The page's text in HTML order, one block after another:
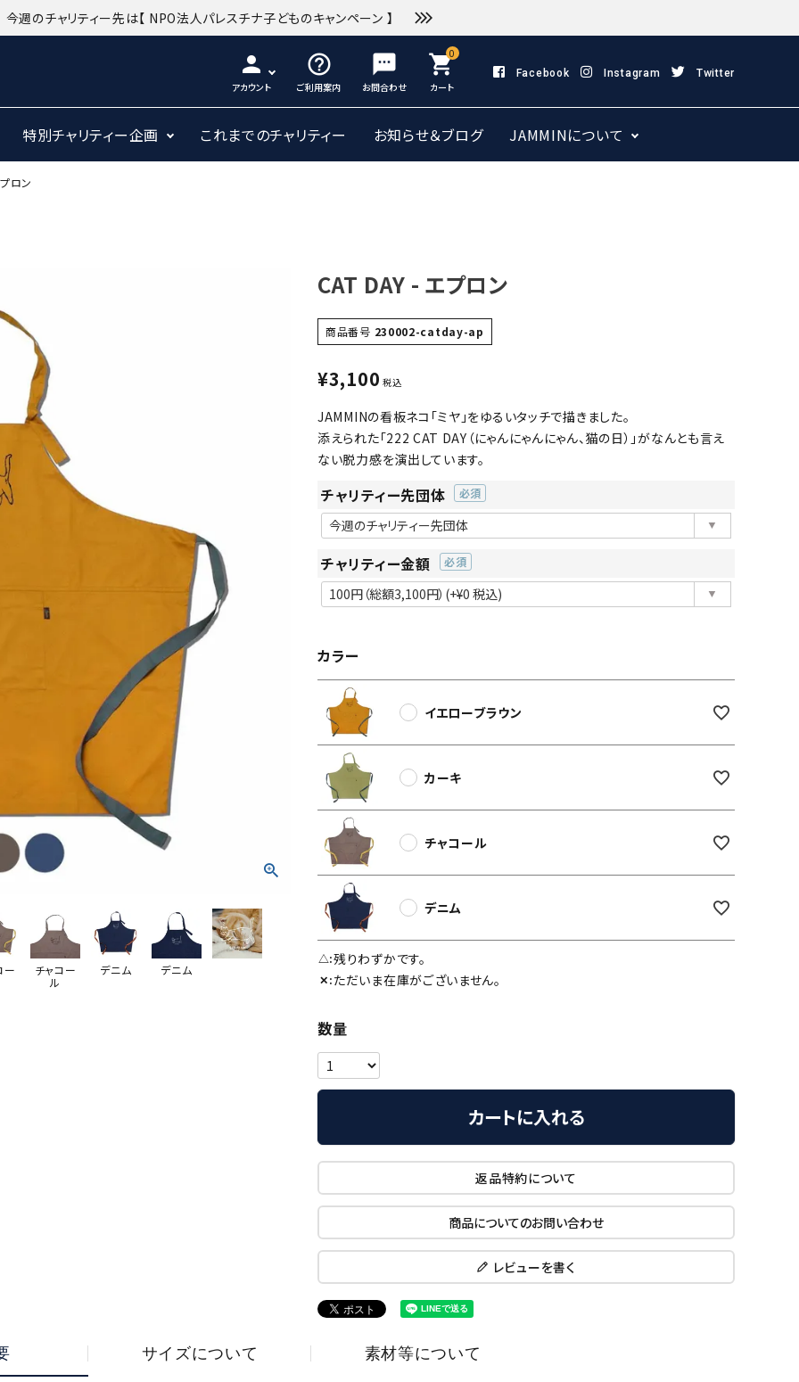
今週のチャリティー先は【 NPO法人パレスチナ子どものキャンペーン 】
person
アカウント
help_outline
ご利用案内
sms
お問合わせ
0
shopping_cart
カート
Facebook Instagram Twitter
特別チャリティー企画 これまでのチャリティー お知らせ＆ブログ JAMMINについて
ロン
ー
チャコー
ル
デニム デニム
CAT DAY - エプロン
商品番号 230002-catday-ap
¥3,100 税込
JAMMINの看板ネコ「ミヤ」をゆるいタッチで描きました。
添えられた「222 CAT DAY（にゃんにゃんにゃん、猫の日）」がなんとも言え
ない脱力感を演出しています。
チャリティー先団体
(必
須)
チャリティー金額
(必
須)
カラー
イエローブラウン
カーキ
チャコール
デニム
△ 残りわずかです。
✕ ただいま在庫がございません。
カートに入れる
返品特約について
商品についてのお問い合わせ
レビューを書く
サイズについて 素材等について